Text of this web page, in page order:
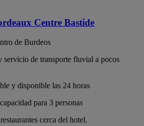
Centre Bastide
de Burdeos
servicio de transporte fluvial a pocos
y disponible las 24 horas
para 3 personas
cerca del hotel.